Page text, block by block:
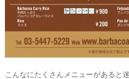
こんなにたくさんメニューがあると